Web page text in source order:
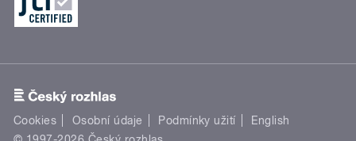
Cookies Osobní údaje Podmínky užití
English